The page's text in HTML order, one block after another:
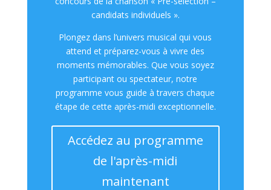
candidats individuels ».
Plongez dans l’univers musical qui vous
attend et préparez-vous à vivre des
moments mémorables. Que vous soyez
participant ou spectateur, notre
programme vous guide à travers chaque
étape de cette après-midi exceptionnelle.
Accédez au programme
de l'après-midi
maintenant